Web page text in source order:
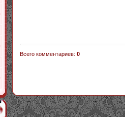
Всего комментариев: 0